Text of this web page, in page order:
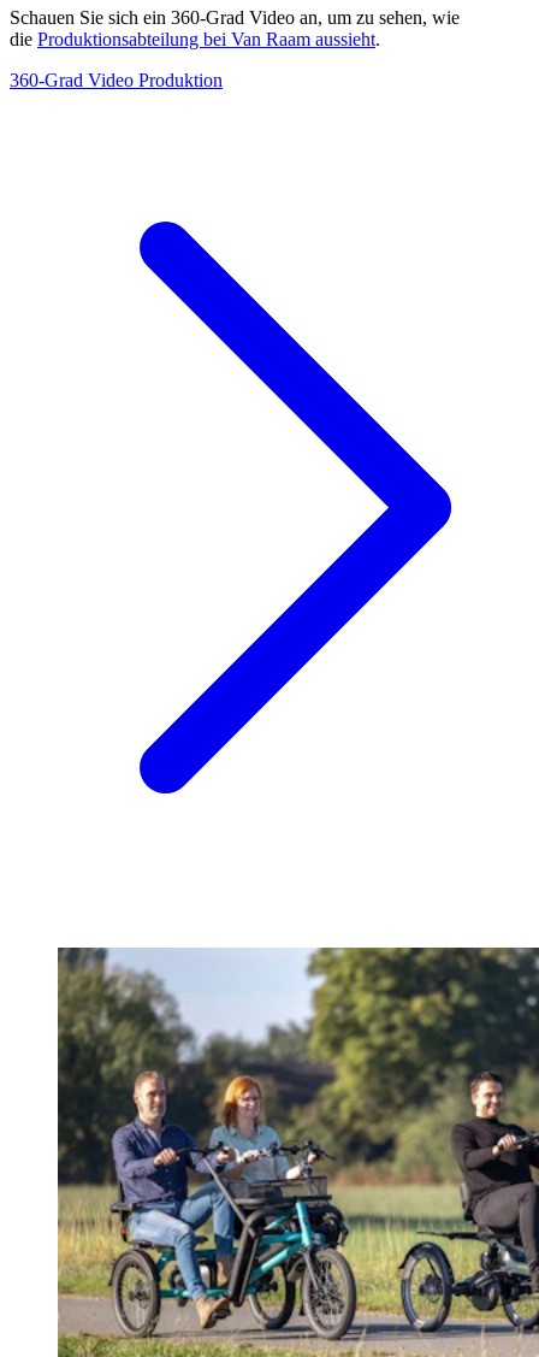
Schauen Sie sich ein 360-Grad Video an, um zu sehen, wie
die Produktionsabteilung bei Van Raam aussieht.
360-Grad Video Produktion